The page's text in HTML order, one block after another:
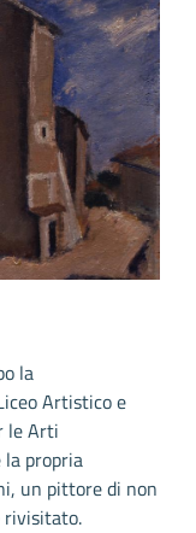
la
Artistico e
le Arti
propria
un pittore di non
rivisitato.